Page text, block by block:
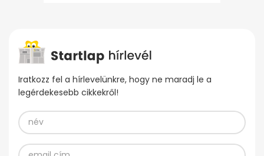
Iratkozz fel a hírlevelünkre, hogy ne maradj le a
legérdekesebb cikkekről!